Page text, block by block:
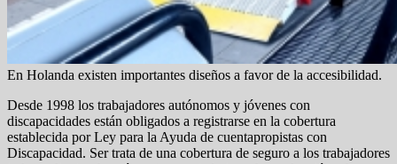
En Holanda existen importantes diseños a favor de la accesibilidad.
Desde 1998 los trabajadores autónomos y jóvenes con
discapacidades están obligados a registrarse en la cobertura
establecida por Ley para la Ayuda de cuentapropistas con
Discapacidad. Ser trata de una cobertura de seguro a los trabajadores